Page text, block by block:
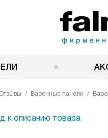
Отзывы Варочные панели
к описанию товара